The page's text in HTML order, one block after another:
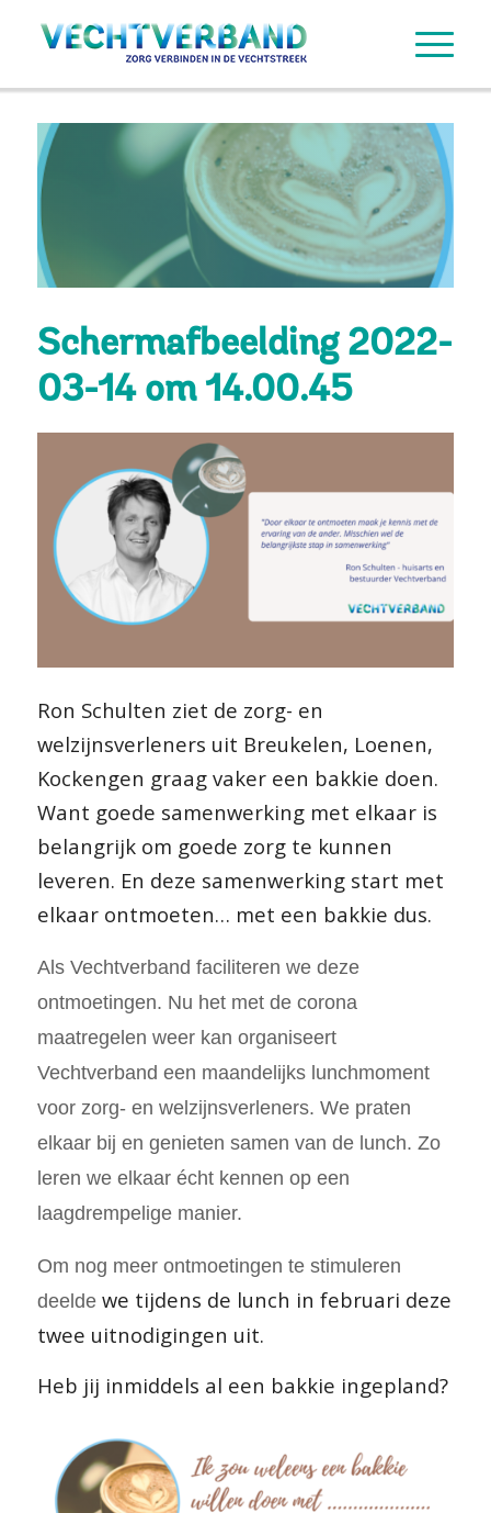
Schermafbeelding 2022-
03-14 om 14.00.45
Ron Schulten ziet de zorg- en
welzijnsverleners uit Breukelen, Loenen,
Kockengen graag vaker een bakkie doen.
Want goede samenwerking met elkaar is
belangrijk om goede zorg te kunnen
leveren. En deze samenwerking start met
elkaar ontmoeten… met een bakkie dus.
Als Vechtverband faciliteren we deze
ontmoetingen. Nu het met de corona
maatregelen weer kan organiseert
Vechtverband een maandelijks lunchmoment
voor zorg- en welzijnsverleners. We praten
elkaar bij en genieten samen van de lunch. Zo
leren we elkaar écht kennen op een
laagdrempelige manier.
Om nog meer ontmoetingen te stimuleren
deelde we tijdens de lunch in februari deze
twee uitnodigingen uit.
Heb jij inmiddels al een bakkie ingepland?